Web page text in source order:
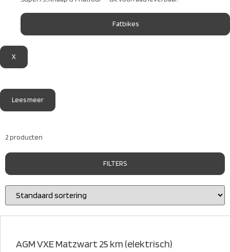
Fatbikes
X
Lees meer
2 producten
FILTERS
AGM VXE Matzwart 25 km (elektrisch)